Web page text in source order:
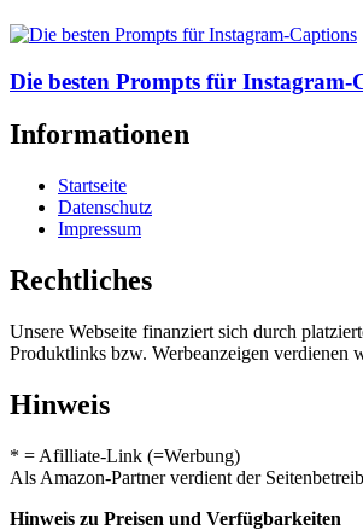
Die besten Prompts für
Informationen
Startseite
Datenschutz
Impressum
Rechtliches
Unsere Webseite finanziert sich durch
Produktlinks bzw. Werbeanzeigen verdienen
Hinweis
* = Afilliate-Link (=Werbung)
Als Amazon-Partner verdient der
Hinweis zu Preisen und Verfügbarkeiten